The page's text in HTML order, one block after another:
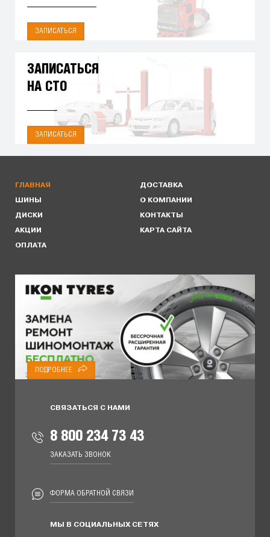
ЗАПИСАТЬСЯ
ЗАПИСАТЬСЯ
НА СТО
ЗАПИСАТЬСЯ
ГЛАВНАЯ
ШИНЫ
ДИСКИ
АКЦИИ
ОПЛАТА
ДОСТАВКА
О КОМПАНИИ
КОНТАКТЫ
КАРТА САЙТА
ПОДРОБНЕЕ
СВЯЗАТЬСЯ С НАМИ
8 800 234 73 43
ЗАКАЗАТЬ ЗВОНОК
ФОРМА ОБРАТНОЙ СВЯЗИ
МЫ В СОЦИАЛЬНЫХ СЕТЯХ